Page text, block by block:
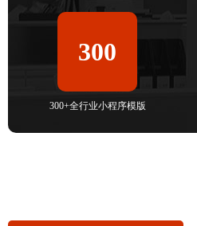
300
300+全行业小程序模版